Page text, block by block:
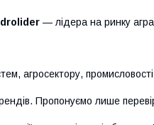
— лідера на ринку
агросектору,
Пропонуємо лише